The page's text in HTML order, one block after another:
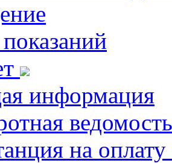
информация
ведомость
на